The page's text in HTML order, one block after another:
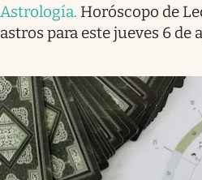
Astrología. Horóscopo de
astros para este jueves 6 de